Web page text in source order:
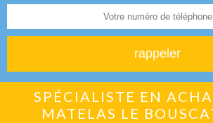
SPÉCIALISTE EN
MATELAS LE